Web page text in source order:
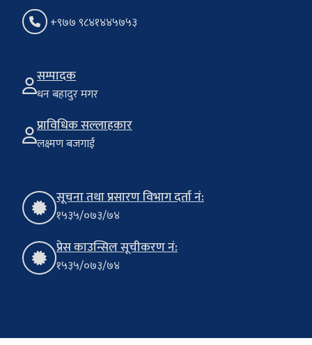
+९७७ ९८४१४४५७५३
सम्पादक
धन बहादुर मगर
प्राविधिक सल्लाहकार
लक्ष्मण बजगाईं
सूचना तथा प्रसारण विभाग दर्ता नं:
१५३५/०७३/७४
प्रेस काउन्सिल सूचीकरण नं:
१५३५/०७३/७४